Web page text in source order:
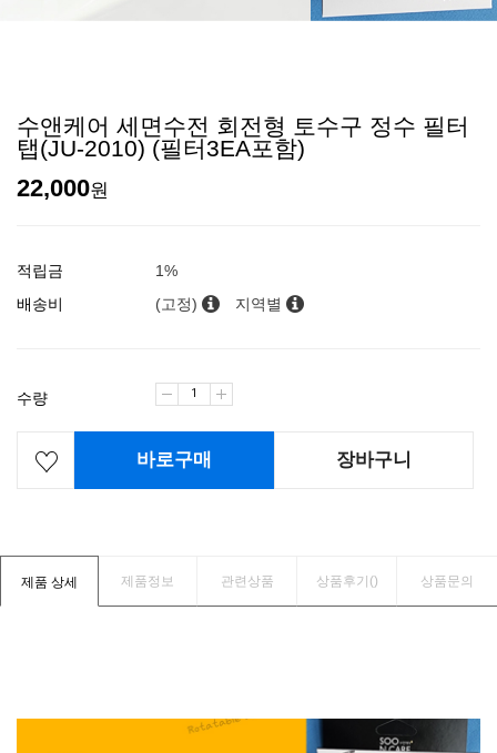
수앤케어 세면수전 회전형 토수구 정수 필터
탭(JU-2010) (필터3EA포함)
22,000원
적립금
1%
배송비
(고정) 지역별
수량
바로구매 장바구니
제품 상세 제품정보 관련상품 상품후기() 상품문의